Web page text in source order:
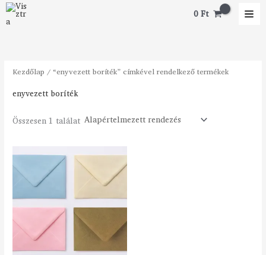
Skip
to
0Ft
MM
Kezdőlap / “enyvezett boríték” címkével rendelkező termékek
enyvezett boríték
Összesen 1 találat